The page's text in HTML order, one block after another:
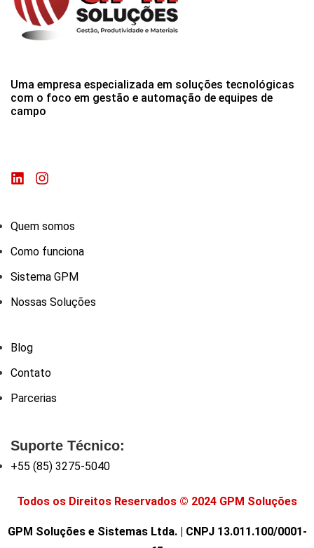
Uma empresa especializada em soluções tecnológicas
com o foco em gestão e automação de equipes de
campo
Quem somos
Como funciona
Sistema GPM
Nossas Soluções
Blog
Contato
Parcerias
Suporte Técnico:
+55 (85) 3275-5040
Todos os Direitos Reservados © 2024 GPM Soluções
GPM Soluções e Sistemas Ltda. | CNPJ 13.011.100/0001-